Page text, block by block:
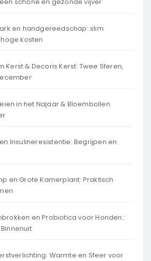
en handgereedschap: slim
kosten
Kerst & Decoris Kerst: Twee Sferen,
in het Najaar & Bloembollen
Insulineresistentie: Begrijpen en
en Grote Kamerplant: Praktisch
en Probiotica voor Honden:
Warmte en Sfeer voor